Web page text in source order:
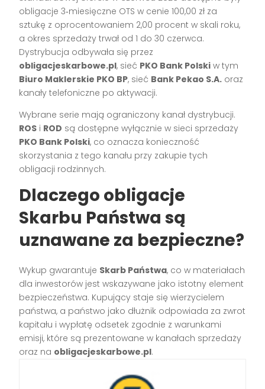
obligacje 3‑miesięczne OTS w cenie 100,00 zł za
sztukę z oprocentowaniem 2,00 procent w skali roku,
a okres sprzedaży trwał od 1 do 30 czerwca.
Dystrybucja odbywała się przez
obligacjeskarbowe.pl, sieć PKO Bank Polski w tym
Biuro Maklerskie PKO BP, sieć Bank Pekao S.A. oraz
kanały telefoniczne po aktywacji.
Wybrane serie mają ograniczony kanał dystrybucji.
ROS i ROD są dostępne wyłącznie w sieci sprzedaży
PKO Bank Polski, co oznacza konieczność
skorzystania z tego kanału przy zakupie tych
obligacji rodzinnych.
Dlaczego obligacje
Skarbu Państwa są
uznawane za bezpieczne?
Wykup gwarantuje Skarb Państwa, co w materiałach
dla inwestorów jest wskazywane jako istotny element
bezpieczeństwa. Kupujący staje się wierzycielem
państwa, a państwo jako dłużnik odpowiada za zwrot
kapitału i wypłatę odsetek zgodnie z warunkami
emisji, które są prezentowane w kanałach sprzedaży
oraz na obligacjeskarbowe.pl.